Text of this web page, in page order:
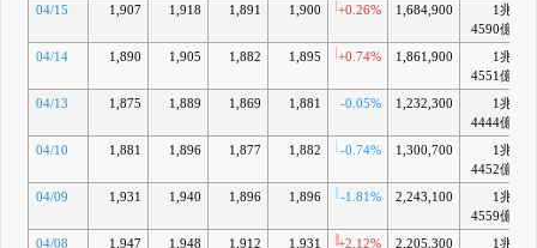
04/15 1,907 1,918 1,891 1,900 +0.26% 1,684,900
1兆
4590億
04/14 1,890 1,905 1,882 1,895 +0.74% 1,861,900
1兆
4551億
04/13 1,875 1,889 1,869 1,881 -0.05% 1,232,300
1兆
4444億
04/10 1,881 1,896 1,877 1,882 -0.74% 1,300,700
1兆
4452億
04/09 1,931 1,940 1,896 1,896 -1.81% 2,243,100
1兆
4559億
04/08 1,947 1,948 1,912 1,931 +2.12% 2,205,300
1兆